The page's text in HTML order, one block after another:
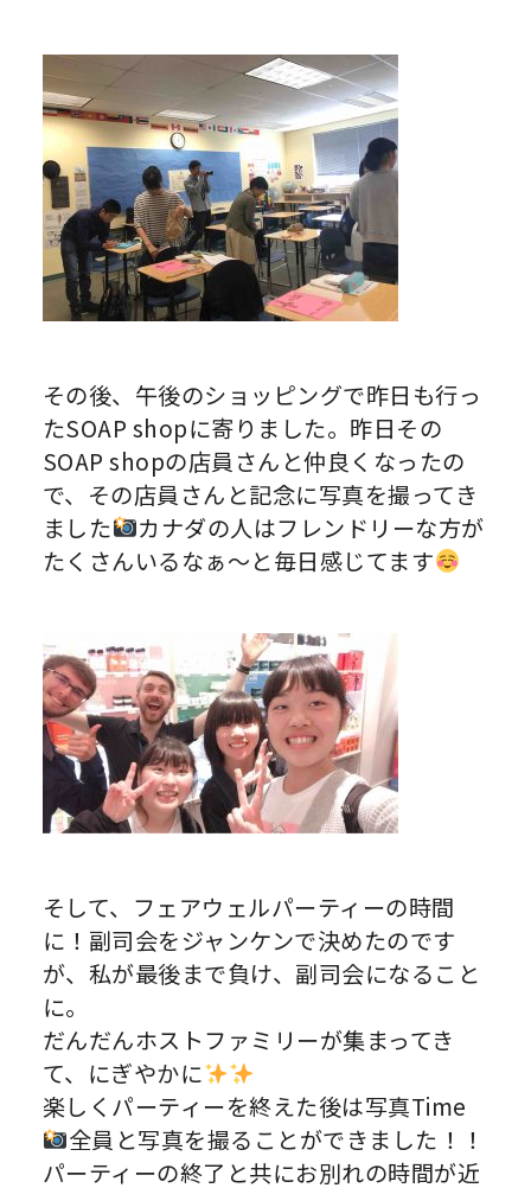
その後、午後のショッピングで昨日も行っ
たSOAP shopに寄りました。昨日その
SOAP shopの店員さんと仲良くなったの
で、その店員さんと記念に写真を撮ってき
ました
カナダの人はフレンドリーな方が
たくさんいるなぁ〜と毎日感じてます
そして、フェアウェルパーティーの時間
に！副司会をジャンケンで決めたのです
が、私が最後まで負け、副司会になること
に。
だんだんホストファミリーが集まってき
て、にぎやかに
楽しくパーティーを終えた後は写真Time
全員と写真を撮ることができました！！
パーティーの終了と共にお別れの時間が近